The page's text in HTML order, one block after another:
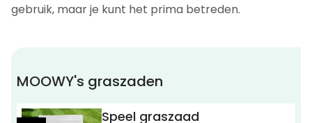
gebruik, maar je kunt het prima betreden.
MOOWY's graszaden
Speel graszaad